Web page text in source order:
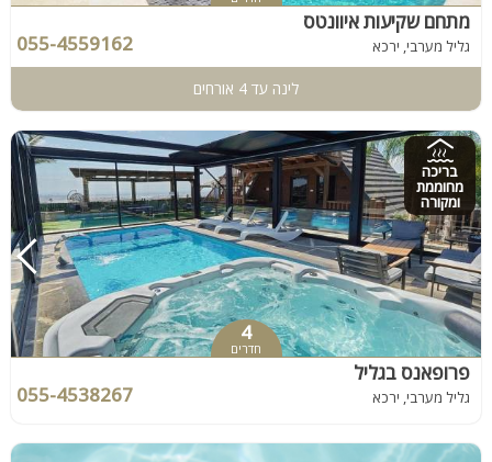
מתחם שקיעות איוונטס
גליל מערבי, ירכא 055-4559162
לינה עד 4 אורחים
בריכה
מחוממת
ומקורה
4
חדרים
פרופאנס בגליל
גליל מערבי, ירכא 055-4538267